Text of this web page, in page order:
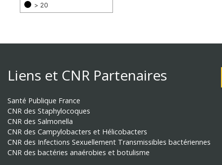
> 20
Liens et CNR Partenaires
Santé Publique France
CNR des Staphylocoques
CNR des Salmonella
CNR des Campylobacters et Hélicobacters
CNR des Infections Sexuellement Transmissibles bactériennes
CNR des bactéries anaérobies et botulisme